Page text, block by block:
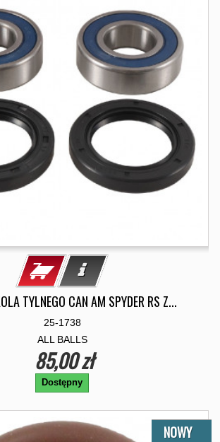
TYLNEGO CAN AM SPYDER RS Z...
25-1738
ALL BALLS
85,00 zł
Dostępny
NOWY